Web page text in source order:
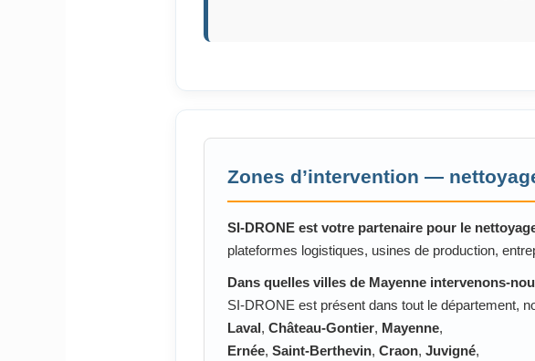
Zones d’intervention —
SI-DRONE est votre partenaire pour le
plateformes logistiques, usines de production,
Dans quelles villes de Mayenne intervenons-
SI-DRONE est présent dans tout le département,
Laval, Château-Gontier, Mayenne,
Ernée, Saint-Berthevin, Craon, Juvigné,